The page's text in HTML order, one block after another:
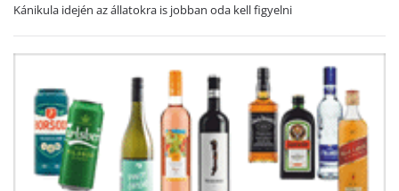
Kánikula idején az állatokra is jobban oda kell figyelni